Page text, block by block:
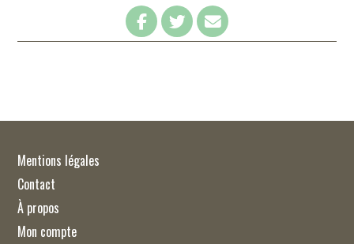
Mentions légales
Contact
À propos
Mon compte